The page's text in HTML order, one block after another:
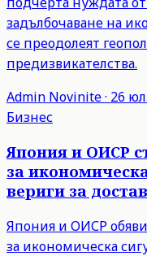
задълбочаване на
се преодолеят
предизвикателства.
Admin Novinite· 26
Бизнес
Япония и ОИСР
за
вериги за
Япония и ОИСР
за икономическа